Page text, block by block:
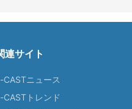
連サイト
CASTニュース
CASTトレンド